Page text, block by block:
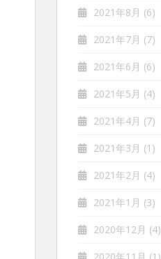
2021年8月 (6)
2021年7月 (7)
2021年6月 (6)
2021年5月 (4)
2021年4月 (7)
2021年3月 (1)
2021年2月 (4)
2021年1月 (3)
2020年12月 (4)